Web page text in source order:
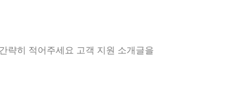
략히 적어주세요 고객 지원 소개글을